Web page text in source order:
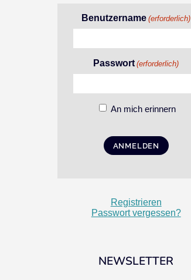
Benutzername (erforderlich)
Passwort (erforderlich)
An mich erinnern
Registrieren
Passwort vergessen?
NEWSLETTER